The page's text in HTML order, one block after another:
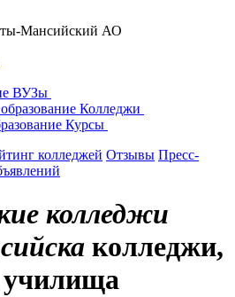
Мансийский АО
ВУЗы
образование Колледжи
Курсы
колледжей Отзывы Пресс-
колледжи
колледжи,